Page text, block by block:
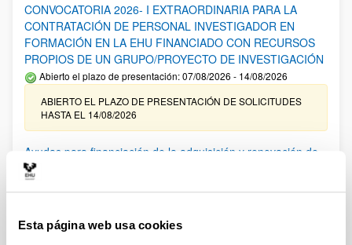
Esta página web usa cookies
CONVOCATORIA 2026- I EXTRAORDINARIA PARA LA
CONTRATACIÓN DE PERSONAL INVESTIGADOR EN
FORMACIÓN EN LA EHU FINANCIADO CON RECURSOS
PROPIOS DE UN GRUPO/PROYECTO DE INVESTIGACIÓN
Abierto el plazo de presentación: 07/08/2026 - 14/08/2026
ABIERTO EL PLAZO DE PRESENTACIÓN DE SOLICITUDES
HASTA EL 14/08/2026
Ayudas para financiación de la adquisición y renovación de
infraestructura científica y fondos bibliográficos en la
UPV/EHU 2026
25/03/2026: Corrección de errores del listado provisional de